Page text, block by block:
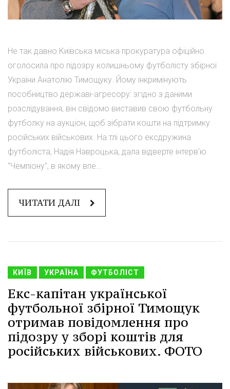
Не так давно Київська міська прокуратура офіційно
оголосила про підозру колишньому футболісту збірної
України Анатолію Тимощуку. Йому інкримінують
пособництво державі-агресору: згідно з даними
розслідування, він свідомо виставив свою футбольну
футболку на аукціон, щоб зібрати кошти на підтримку
російських військових. На тлі цього ексдружина
футболіста, Надія Навроцька, дала відверте інтерв'ю
"Чемпіону", в якому впе...
ЧИТАТИ ДАЛІ
КИЇВ УКРАЇНА ФУТБОЛІСТ
Екс-капітан української
футбольної збірної Тимощук
отримав повідомлення про
підозру у зборі коштів для
російських військових. ФОТО